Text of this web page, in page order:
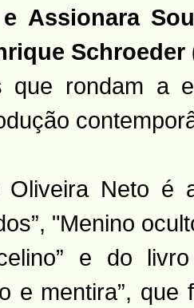
Assionara
Schroeder
que rondam a
Oliveira Neto é
"Menino
e do
e mentira”, que